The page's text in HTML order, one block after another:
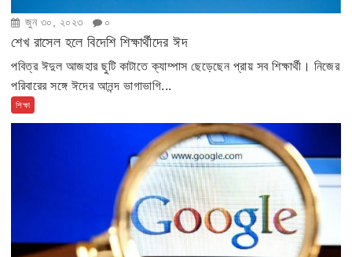
জুন ৩০, ২০২৩ ০
শেখ রাসেল হলে বিদেশি শিক্ষার্থীদের ঈদ
পবিত্র ঈদুল আজহার ছুটি কাটাতে ক্যাম্পাস ছেড়েছেন প্রায় সব শিক্ষার্থী। নিজের
পরিবারের সঙ্গে ঈদের আনন্দ ভাগাভাগি...
শিক্ষা